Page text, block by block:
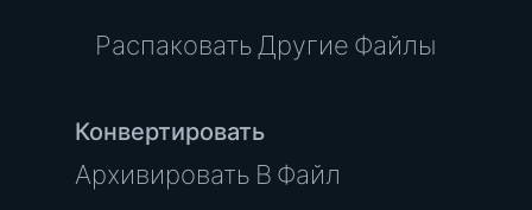
Распаковать Другие Файлы
Конвертировать
Архивировать В Файл